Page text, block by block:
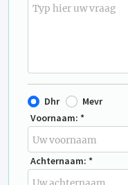
Dhr
Mevr
Voornaam: *
Achternaam: *